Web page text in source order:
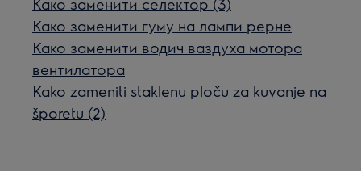
Како заменити селектор (3)
Како заменити гуму на лампи рерне
Како заменити водич ваздуха мотора
вентилатора
Kako zameniti staklenu ploču za kuvanje na
šporetu (2)